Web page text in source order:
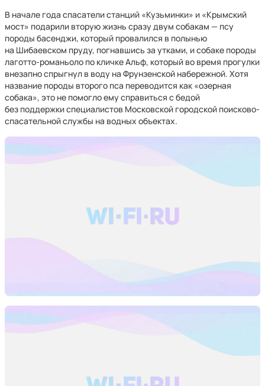
В начале года спасатели станций «Кузьминки» и «Крымский
мост» подарили вторую жизнь сразу двум собакам — псу
породы басенджи, который провалился в полынью
на Шибаевском пруду, погнавшись за утками, и собаке породы
лаготто-романьоло по кличке Альф, который во время прогулки
внезапно спрыгнул в воду на Фрунзенской набережной. Хотя
название породы второго пса переводится как «озерная
собака», это не помогло ему справиться с бедой
без поддержки специалистов Московской городской поисково-
спасательной службы на водных объектах.